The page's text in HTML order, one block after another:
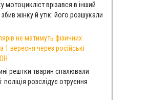
мотоцикліст врізався в інший
жінку й утік: його розшукали
не матимуть фізичних
1 вересня через російські
рештки тварин спалювали
поліція розслідує отруєння